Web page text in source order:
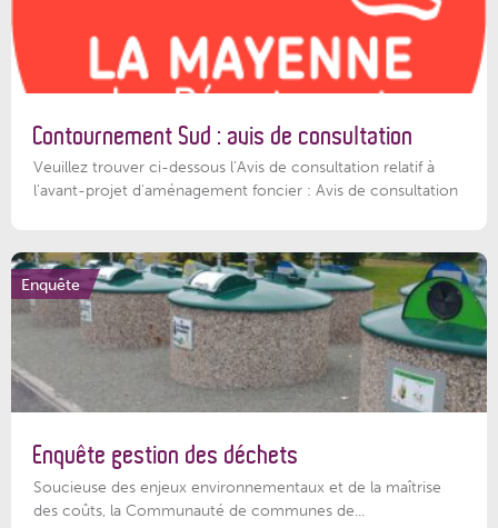
Contournement Sud : avis de consultation
Veuillez trouver ci-dessous l’Avis de consultation relatif à
l'avant-projet d'aménagement foncier : Avis de consultation
Enquête
Enquête gestion des déchets
Soucieuse des enjeux environnementaux et de la maîtrise
des coûts, la Communauté de communes de...